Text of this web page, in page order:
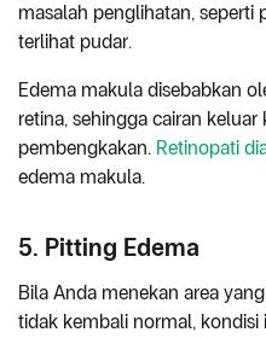
masalah penglihatan, seperti
terlihat pudar.
Edema makula disebabkan
retina, sehingga cairan
pembengkakan. Retinopati
edema makula.
5. Pitting Edema
Bila Anda menekan area
tidak kembali normal, kondisi